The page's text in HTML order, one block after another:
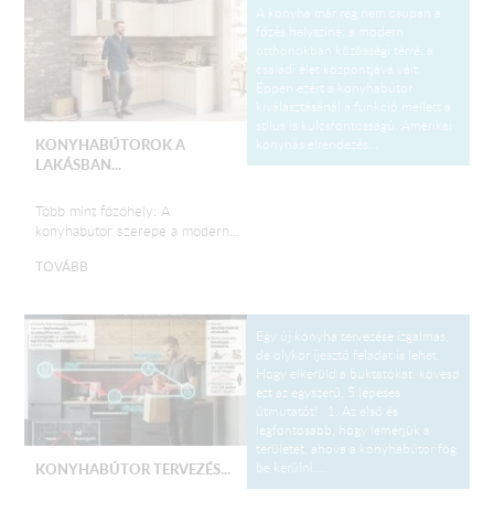
KONYHABÚTOROK A
LAKÁSBAN...
Több mint főzőhely: A
konyhabútor szerepe a modern...
TOVÁBB
A konyha már rég nem csupán a
főzés helyszíne; a modern
otthonokban közösségi térré, a
családi élet központjává vált.
Éppen ezért a konyhabútor
kiválasztásánál a funkció mellett a
stílus is kulcsfontosságú. Amerikai
konyhás elrendezés...
KONYHABÚTOR TERVEZÉS...
Egy új konyha tervezése izgalmas,
de olykor ijesztő feladat is lehet.
Hogy elkerüld a buktatókat, kövesd
ezt az egyszerű, 5 lépéses
útmutatót! 1. Az első és
legfontosabb, hogy lemérjük a
területet, ahova a konyhabútor fog
be kerülni....